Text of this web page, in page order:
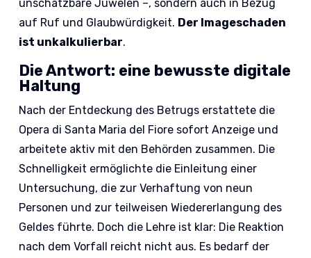
unschätzbare Juwelen –, sondern auch in Bezug
auf Ruf und Glaubwürdigkeit. Der Imageschaden
ist unkalkulierbar.
Die Antwort: eine bewusste digitale
Haltung
Nach der Entdeckung des Betrugs erstattete die
Opera di Santa Maria del Fiore sofort Anzeige und
arbeitete aktiv mit den Behörden zusammen. Die
Schnelligkeit ermöglichte die Einleitung einer
Untersuchung, die zur Verhaftung von neun
Personen und zur teilweisen Wiedererlangung des
Geldes führte. Doch die Lehre ist klar: Die Reaktion
nach dem Vorfall reicht nicht aus. Es bedarf der